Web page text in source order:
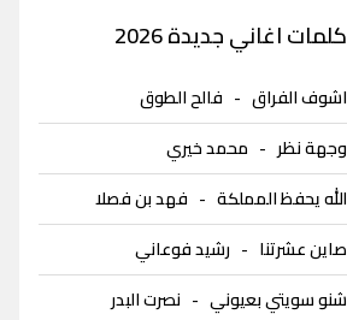
كلمات اغاني جديدة 2026
اشوف الفراق- فالح الطوق
وجهة نظر - محمد خيري
الله يحفظ المملكة- فهد بن فصلا
صاين عشرتنا - رشيد فوعاني
شنو سويتي بعيوني- نصرت البدر